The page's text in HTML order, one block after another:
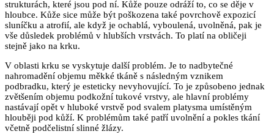
strukturách, které jsou pod ní. Kůže pouze odráží to, co se děje v
hloubce. Kůže sice může být poškozena také povrchově expozicí
sluníčku a atrofií, ale když je ochablá, vyboulená, uvolněná, pak je
vše důsledek problémů v hlubších vrstvách. To platí na obličeji
stejně jako na krku.
V oblasti krku se vyskytuje další problém. Je to nadbytečné
nahromadění objemu měkké tkáně s následným vznikem
podbradku, který je esteticky nevyhovující. To je způsobeno jednak
zvětšením objemu podkožní tukové vrstvy, ale hlavní problémy
nastávají opět v hluboké vrstvě pod svalem platysma umístěným
hlouběji pod kůží. K problémům také patří uvolnění a pokles tkání
včetně podčelistní slinné žlázy.